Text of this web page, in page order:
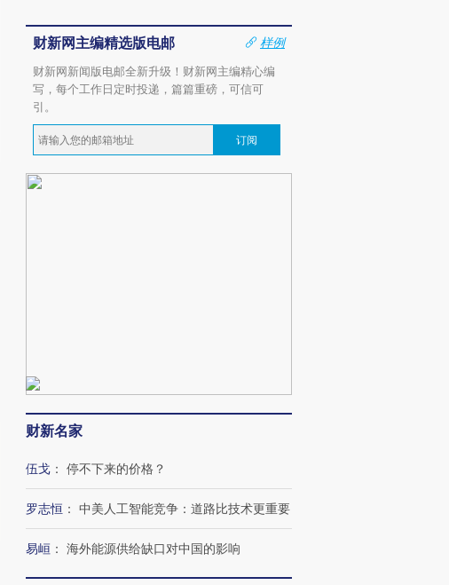
财新网主编精选版电邮
样例
财新网新闻版电邮全新升级！财新网主编精心编
写，每个工作日定时投递，篇篇重磅，可信可
引。
订阅
财新名家
伍戈 ： 停不下来的价格？
罗志恒 ： 中美人工智能竞争：道路比技术更重要
易峘 ： 海外能源供给缺口对中国的影响